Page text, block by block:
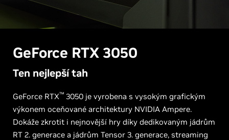
GeForce RTX 3050
Ten nejlepší tah
GeForce RTX™ 3050 je vyrobena s vysokým grafickým
výkonem oceňované architektury NVIDIA Ampere.
Dokáže zkrotit i nejnovější hry díky dedikovaným jádrům
RT 2. generace a jádrům Tensor 3. generace, streaming